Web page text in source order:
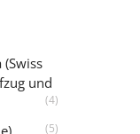
und
(4)
(5)